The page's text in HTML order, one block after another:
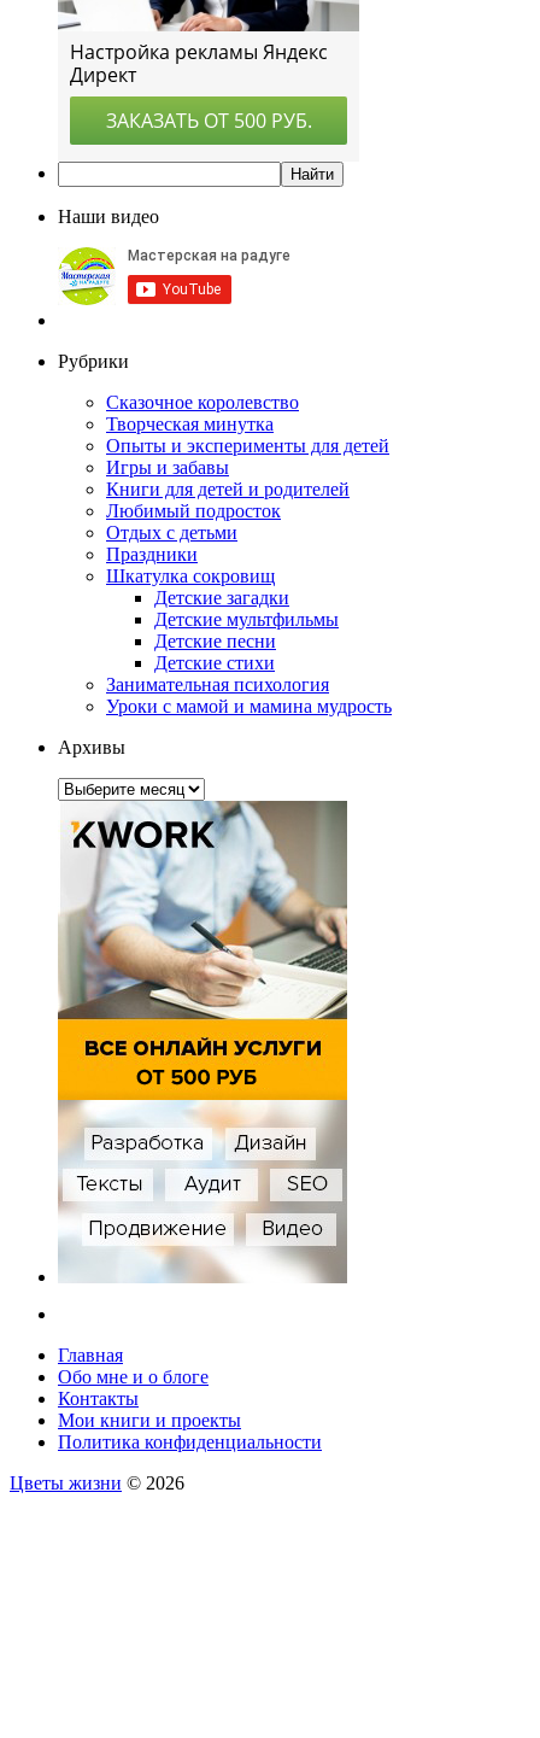
Наши видео
Рубрики
Сказочное королевство
Творческая минутка
Опыты и эксперименты для детей
Игры и забавы
Книги для детей и родителей
Любимый подросток
Отдых с детьми
Праздники
Шкатулка сокровищ
Детские загадки
Детские мультфильмы
Детские песни
Детские стихи
Занимательная психология
Уроки с мамой и мамина мудрость
Архивы
Архивы
Главная
Обо мне и о блоге
Контакты
Мои книги и проекты
Политика конфиденциальности
Цветы жизни © 2026